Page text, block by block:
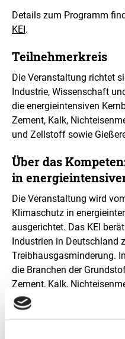
r
v
r
g
r
ö
ß
e
r
e
D
a
r
s
t
e
l
l
u
n
g
Details zum Programm
KEI.
Teilnehmerkreis
Die Veranstaltung richtet
Industrie, Wissenschaft
die energieintensiven
Zement, Kalk,
und Zellstoff sowie
Über das
in
Die Veranstaltung wird
Klimaschutz in
ausgerichtet. Das KEI
Industrien in Deutschland
Treibhausgasminderung.
die Branchen der
Zement, Kalk,
und Zellstoff, Gießereien
Industriesektoren.